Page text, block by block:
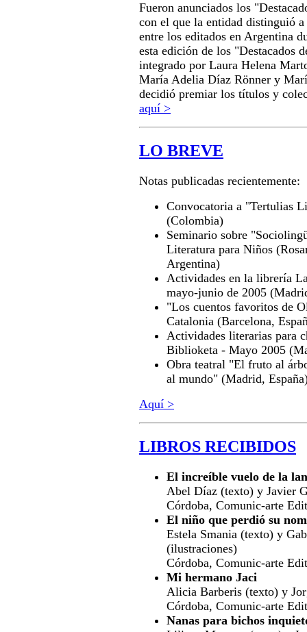
Fueron anunciados los
con el que la entidad distinguió
entre los editados en Argentina
esta edición de los "Destacados
integrado por Laura Helena
María Adelia Díaz Rönner y
decidió premiar los títulos y
aquí >
LO BREVE
Notas publicadas recientemente:
Convocatoria a "Tertulias
(Colombia)
Seminario sobre
Literatura para Niños
Argentina)
Actividades en la librería
mayo-junio de 2005
"Los cuentos favoritos de
Catalonia (Barcelona,
Actividades literarias para
Biblioketa - Mayo 2005
Obra teatral "El fruto al
al mundo" (Madrid,
Aquí >
LIBROS RECIBIDOS
El increíble vuelo de la
Abel Díaz (texto) y Javier
Córdoba, Comunic-arte
El niño que perdió su
Estela Smania (texto) y
(ilustraciones)
Córdoba, Comunic-arte
Mi hermano Jaci
Alicia Barberis (texto) y
Córdoba, Comunic-arte
Nanas para bichos